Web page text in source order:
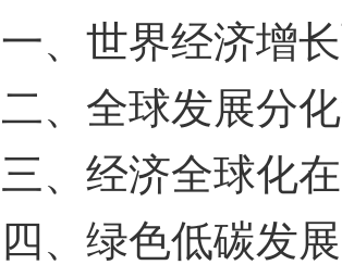
一、世界经济增
二、全球发展分
三、经济全球化
四、绿色低碳发